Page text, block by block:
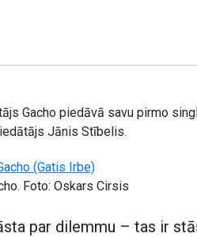
Gacho piedāvā savu pirmo
Jānis Stībelis.
Foto: Oskars Cirsis
par dilemmu – tas ir